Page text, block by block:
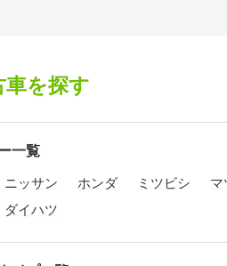
車を探す
一覧
ニッサン ホンダ ミツビシ マ
ダイハツ